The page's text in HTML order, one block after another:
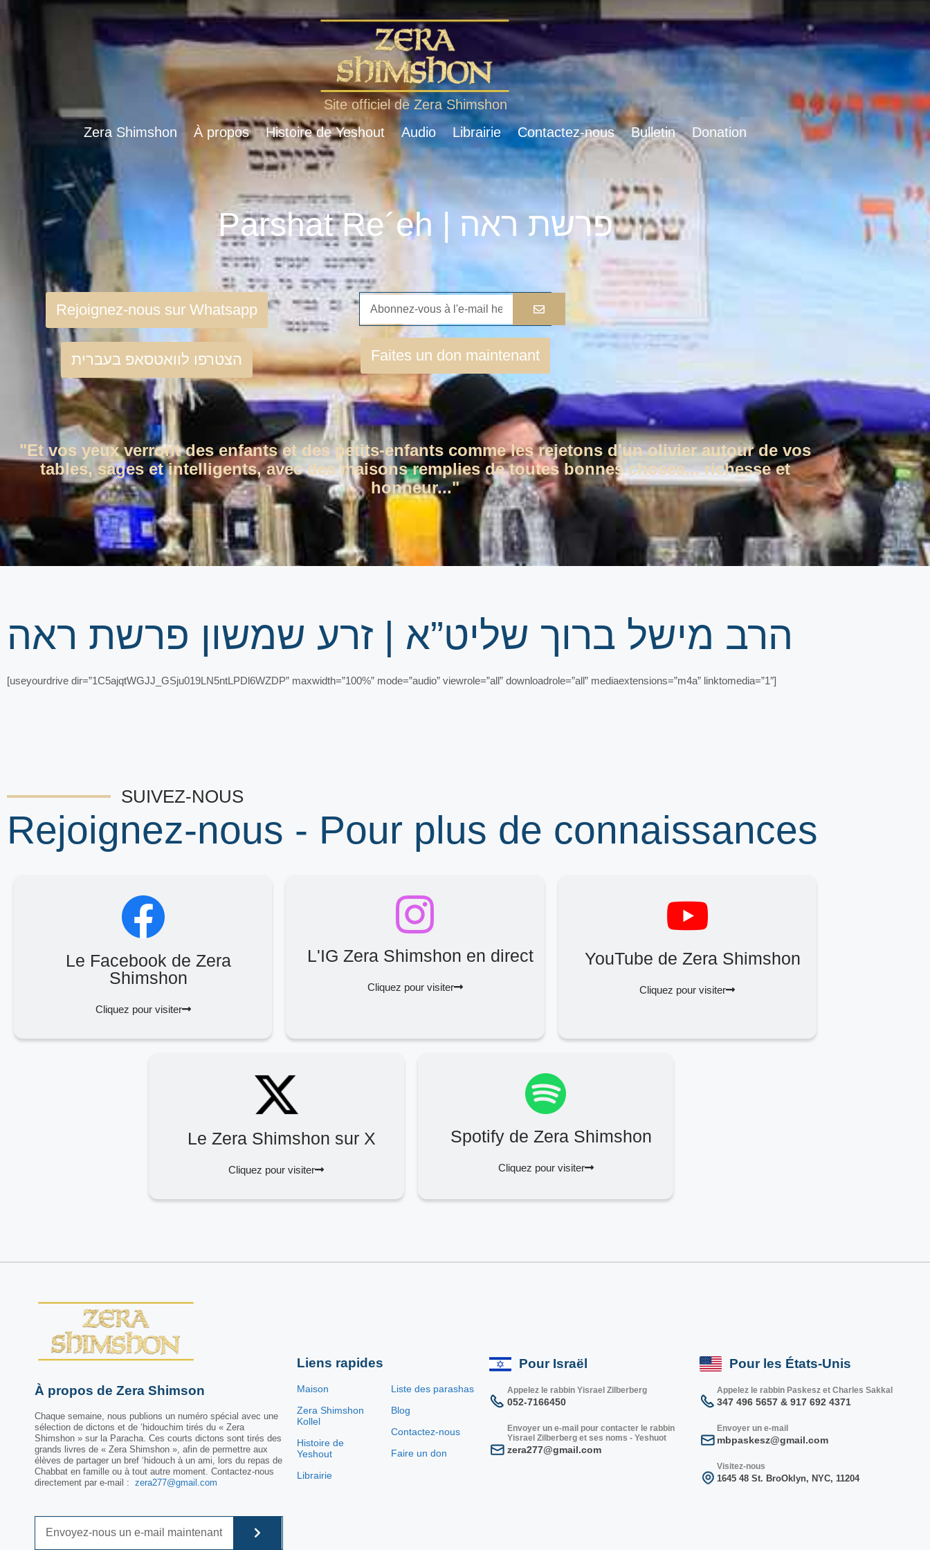
Site officiel de Zera Shimshon
Zera Shimshon
À propos Histoire de Yeshout Audio Librairie Contactez-nous Bulletin Donation
Parshat Re´eh | פרשת ראה
Rejoignez-nous sur Whatsapp
הצטרפו לוואטסאפ בעברית Faites un don maintenant
"Et vos yeux verront des enfants et des petits-enfants comme les rejetons d'un olivier autour de vos
tables, sages et intelligents, avec des maisons remplies de toutes bonnes choses... richesse et
honneur..."
הרב מישל ברוך שליט”א | זרע שמשון פרשת ראה
[useyourdrive dir=”1C5ajqtWGJJ_GSju019LN5ntLPDl6WZDP” maxwidth=”100%” mode=”audio” viewrole=”all” downloadrole=”all” mediaextensions=”m4a” linktomedia=”1″]
SUIVEZ-NOUS
Rejoignez-nous - Pour plus de connaissances
Le Facebook de Zera
Shimshon
Cliquez pour visiter
L'IG Zera Shimshon en direct
Cliquez pour visiter
YouTube de Zera Shimshon
Cliquez pour visiter
Le Zera Shimshon sur X
Cliquez pour visiter
Spotify de Zera Shimshon
Cliquez pour visiter
À propos de Zera Shimson
Chaque semaine, nous publions un numéro spécial avec une
sélection de dictons et de ‘hidouchim tirés du « Zera
Shimshon » sur la Paracha. Ces courts dictons sont tirés des
grands livres de « Zera Shimshon », afin de permettre aux
élèves de partager un bref ‘hidouch à un ami, lors du repas de
Chabbat en famille ou à tout autre moment. Contactez-nous
directement par e-mail : zera277@gmail.com
Liens rapides
Maison
Zera Shimshon
Kollel
Histoire de
Yeshout
Librairie
Liste des parashas
Blog
Contactez-nous
Faire un don
Pour Israël
Appelez le rabbin Yisrael Zilberberg
052-7166450
Envoyer un e-mail pour contacter le rabbin
Yisrael Zilberberg et ses noms - Yeshuot
zera277@gmail.com
Pour les États-Unis
Appelez le rabbin Paskesz et Charles Sakkal
347 496 5657 & 917 692 4371
Envoyer un e-mail
mbpaskesz@gmail.com
Visitez-nous
1645 48 St. BroOklyn, NYC, 11204